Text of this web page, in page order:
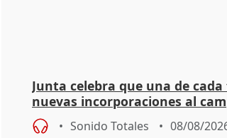
Junta celebra que una de cada
nuevas incorporaciones al
andaluz son mujeres jóvenes
Sonido Totales 08/08/